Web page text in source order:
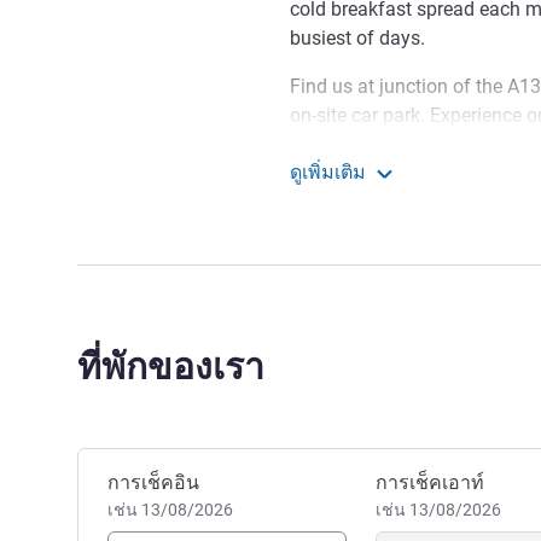
cold breakfast spread each
busiest of days.
Find us at junction of the
on-site car park. Experience
throughout! Immerse
C2C train from Barking
We are delighted that you
entire team of the ibis
to you and trust that your
ดูเพิ่มเติม
ที่พักของเรา
จองโรงแรมนี้
การเช็คอิน
เช่น 13/08/2026
การเช็คเอาท์
เช่น 13/08/2026